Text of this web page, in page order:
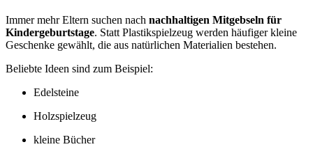
Immer mehr Eltern suchen nach nachhaltigen Mitgebseln für
Kindergeburtstage. Statt Plastikspielzeug werden häufiger kleine
Geschenke gewählt, die aus natürlichen Materialien bestehen.
Beliebte Ideen sind zum Beispiel:
Edelsteine
Holzspielzeug
kleine Bücher